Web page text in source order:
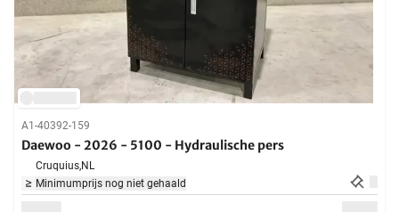
A1-40392-159
Daewoo - 2026 - 5100 - Hydraulische pers
Cruquius,NL
Minimumprijs nog niet gehaald